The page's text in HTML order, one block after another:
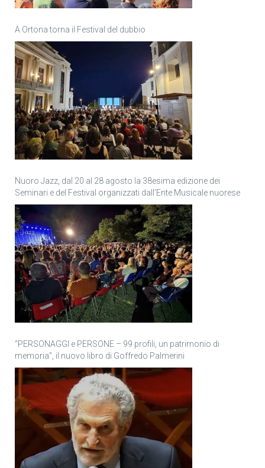
A Ortona torna il Festival del dubbio
Nuoro Jazz, dal 20 al 28 agosto la 38esima edizione dei
Seminari e del Festival organizzati dall’Ente Musicale nuorese
“PERSONAGGI e PERSONE – 99 profili, un patrimonio di
memoria”, il nuovo libro di Goffredo Palmerini